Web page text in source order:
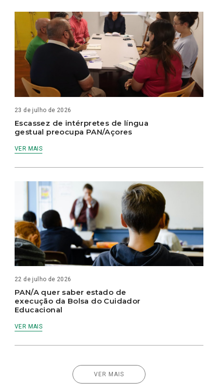
23 de julho de 2026
Escassez de intérpretes de língua
gestual preocupa PAN/Açores
VER MAIS
22 de julho de 2026
PAN/A quer saber estado de
execução da Bolsa do Cuidador
Educacional
VER MAIS
VER MAIS